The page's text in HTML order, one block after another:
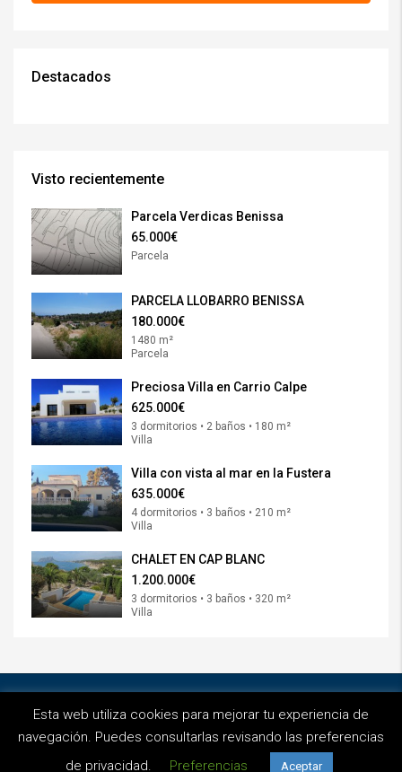
Destacados
Visto recientemente
Parcela Verdicas Benissa
65.000€
Parcela
PARCELA LLOBARRO BENISSA
180.000€
1480 m²
Parcela
Preciosa Villa en Carrio Calpe
625.000€
3 dormitorios • 2 baños • 180 m²
Villa
Villa con vista al mar en la Fustera
635.000€
4 dormitorios • 3 baños • 210 m²
Villa
CHALET EN CAP BLANC
1.200.000€
3 dormitorios • 3 baños • 320 m²
Villa
Privacidad Aviso Legal Cookies
Esta web utiliza cookies para mejorar tu experiencia de
navegación. Puedes consultarlas revisando las preferencias
de privacidad.
Preferencias Aceptar